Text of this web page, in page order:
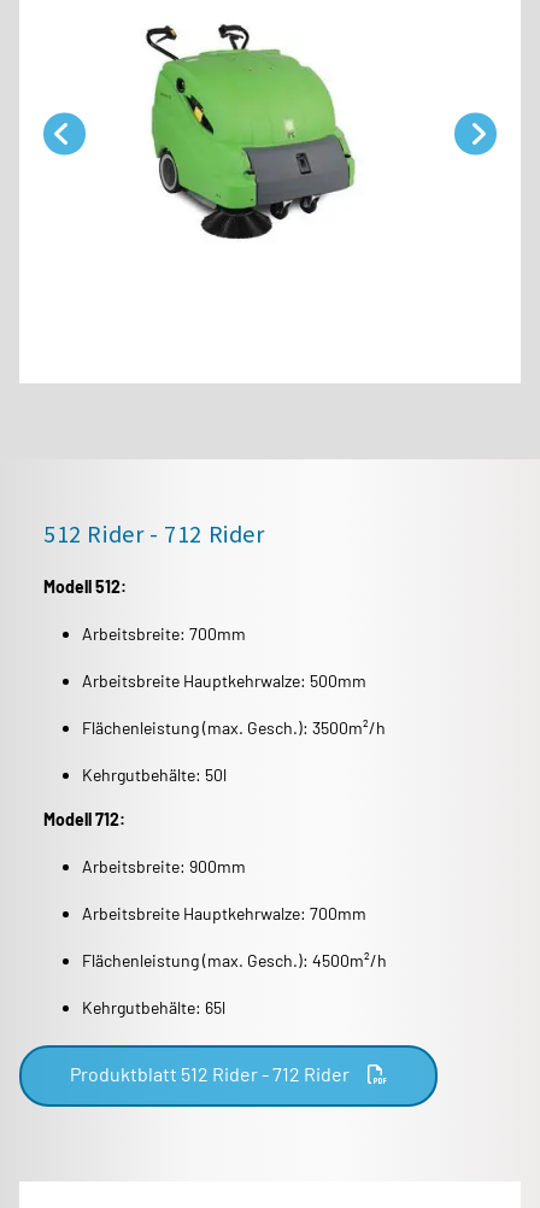
512 Rider - 712 Rider
Modell 512:
Arbeitsbreite: 700mm
Arbeitsbreite Hauptkehrwalze: 500mm
Flächenleistung (max. Gesch.): 3500m²/h
Kehrgutbehälte: 50l
Modell 712:
Arbeitsbreite: 900mm
Arbeitsbreite Hauptkehrwalze: 700mm
Flächenleistung (max. Gesch.): 4500m²/h
Kehrgutbehälte: 65l
Produktblatt 512 Rider - 712 Rider